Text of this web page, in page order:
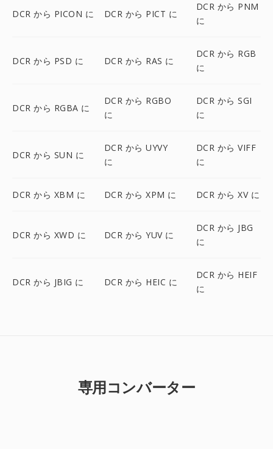
DCR から PICON に DCR から PICT に
DCR から PNM
に
DCR から PSD に DCR から RAS に
DCR から RGB
に
DCR から RGBA に
DCR から RGBO
に
DCR から SGI
に
DCR から SUN に
DCR から UYVY
に
DCR から VIFF
に
DCR から XBM に DCR から XPM に DCR から XV に
DCR から XWD に DCR から YUV に
DCR から JBG
に
DCR から JBIG に DCR から HEIC に
DCR から HEIF
に
専用コンバーター